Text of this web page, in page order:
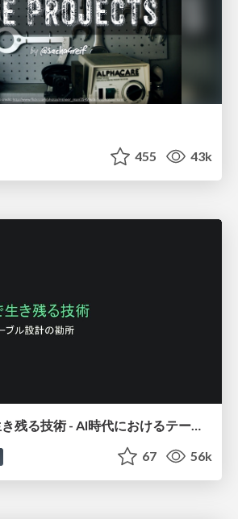
455 43k
DBのスキルで生き残る技術 - AI時代におけるテーブル設計の勘所
67 56k